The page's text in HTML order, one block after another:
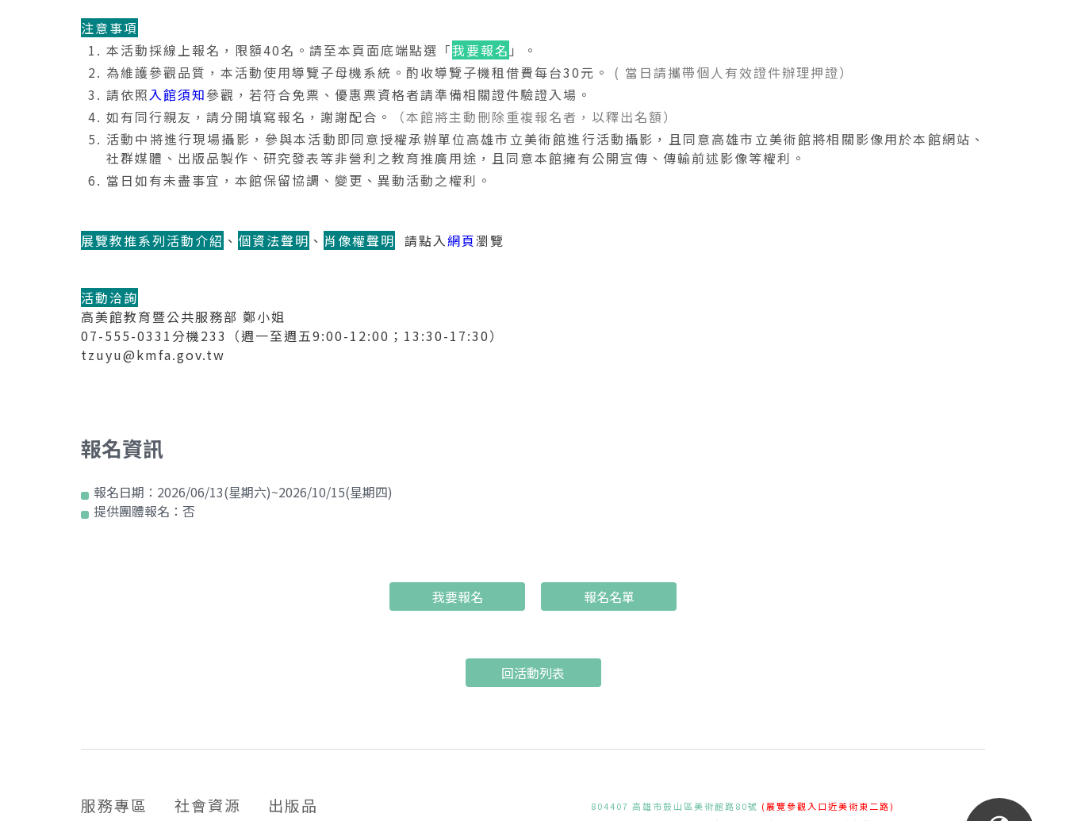
注意事項
本活動採線上報名，限額40名。請至本頁面底端點選「我要報名 」。
為維護參觀品質，本活動使用導覽子母機系統。酌收導覽子機租借費每台30元。 ( 當日請攜帶個人有效證件辦理押證）
請依照入館須知參觀，若符合免票、優惠票資格者請準備相關證件驗證入場。
如有同行親友，請分開填寫報名，謝謝配合。
（本館將主動刪除重複報名者，以釋出名額）
活動中將進行現場攝影，參與本活動即同意授權承辦單位高雄市立美術館進行活動攝影，且同意高雄市立美術館將相關影像用於本館網站、
社群媒體、出版品製作、研究發表等非營利之教育推廣用途，且同意本館擁有公開宣傳、傳輸前述影像等權利。
當日如有未盡事宜，本館保留協調、變更、異動活動之權利。
展覽教推系列活動介紹 、 個資法聲明 、 肖像權聲明 請點入網頁瀏覽
活動洽詢
高美館教育暨公共服務部 鄭小姐
07-555-0331分機233（週一至週五9:00-12:00；13:30-17:30）
tzuyu@kmfa.gov.tw
報名資訊
報名日期： 2026/06/13(星期六)~2026/10/15(星期四)
提供團體報名： 否
我要報名 報名名單
回活動列表
服務專區 社會資源 出版品 804407 高雄市鼓山區美術館路80號 (展覽參觀入口近美術東二路)